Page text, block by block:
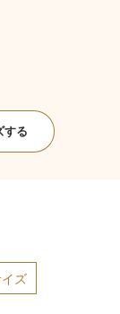
する
ズ